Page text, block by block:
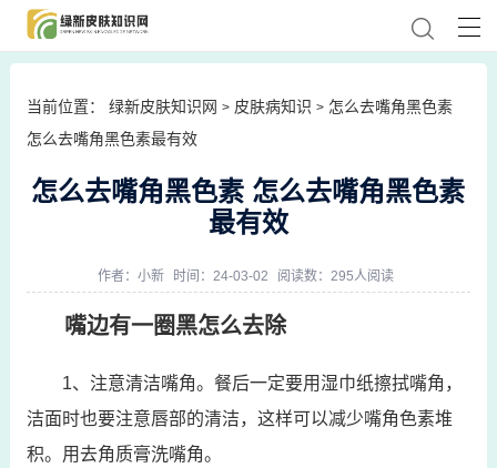
当前位置： 绿新皮肤知识网 > 皮肤病知识 > 怎么去嘴角黑色素
怎么去嘴角黑色素最有效
怎么去嘴角黑色素 怎么去嘴角黑色素
最有效
作者： 小新 时间：24-03-02 阅读数：295人阅读
嘴边有一圈黑怎么去除
1、注意清洁嘴角。餐后一定要用湿巾纸擦拭嘴角，
洁面时也要注意唇部的清洁，这样可以减少嘴角色素堆
积。用去角质膏洗嘴角。